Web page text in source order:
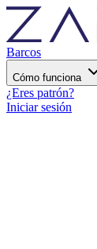
Barcos
Cómo funciona
¿Eres patrón?
Iniciar sesión